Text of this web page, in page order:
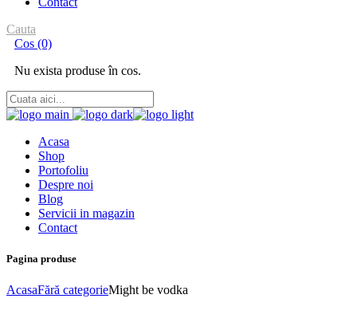
Cauta
Cos (0)
Nu exista produse în cos.
Acasa
Shop
Portofoliu
Despre noi
Blog
Servicii in magazin
Contact
Pagina produse
AcasaFără categorieMight be vodka